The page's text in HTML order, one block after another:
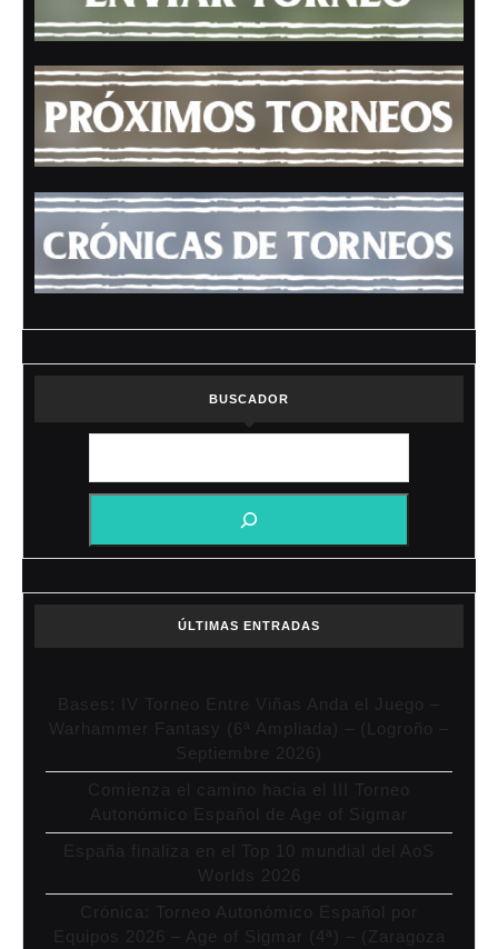
BUSCADOR
ÚLTIMAS ENTRADAS
Bases: IV Torneo Entre Viñas Anda el Juego –
Warhammer Fantasy (6ª Ampliada) – (Logroño –
Septiembre 2026)
Comienza el camino hacia el III Torneo
Autonómico Español de Age of Sigmar
España finaliza en el Top 10 mundial del AoS
Worlds 2026
Crónica: Torneo Autonómico Español por
Equipos 2026 – Age of Sigmar (4ª) – (Zaragoza